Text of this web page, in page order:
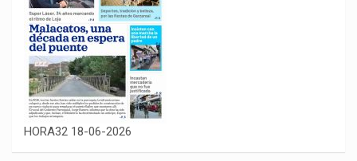
HORA32 18-06-2026